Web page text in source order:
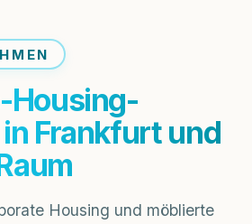
Housing-
Frankfurt und
Housing und möblierte